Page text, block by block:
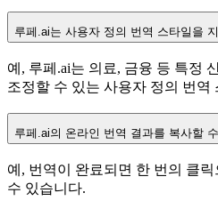
루페.ai는 사용자 정의 번역 스타일을
예, 루페.ai는 의료, 금융 등 특정
조정할 수 있는 사용자 정의 번역
루페.ai의 온라인 번역 결과를 복사할
예, 번역이 완료되면 한 번의 클
수 있습니다.